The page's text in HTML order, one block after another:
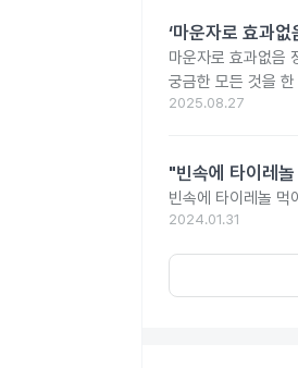
‘마운자로 효과
마운자로 효과없음
궁금한 모든 것을
2025.08.27
"빈속에 타이레
빈속에 타이레놀 먹
2024.01.31